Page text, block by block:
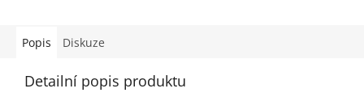
Popis Diskuze
Detailní popis produktu